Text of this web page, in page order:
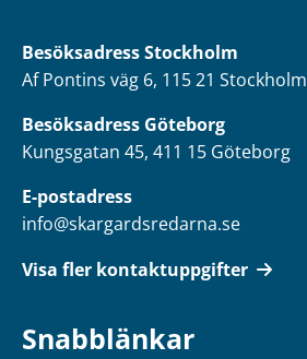
BesöksadressStockholm
Af Pontins väg 6, 115 21 Stockholm
Besöksadress Göteborg
Kungsgatan 45, 411 15 Göteborg
E-postadress
info@skargardsredarna.se
Visa fler kontaktuppgifter
Snabblänkar